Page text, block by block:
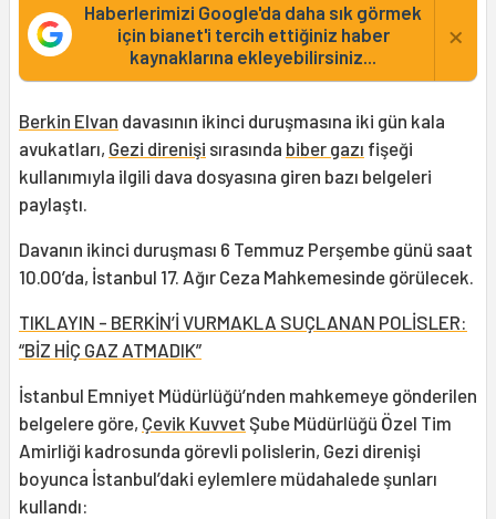
Haberlerimizi Google'da daha sık görmek
için bianet'i tercih ettiğiniz haber
kaynaklarına ekleyebilirsiniz...
×
Berkin Elvan davasının ikinci duruşmasına iki gün kala
avukatları, Gezi direnişi sırasında biber gazı fişeği
kullanımıyla ilgili dava dosyasına giren bazı belgeleri
paylaştı.
Davanın ikinci duruşması 6 Temmuz Perşembe günü saat
10.00’da, İstanbul 17. Ağır Ceza Mahkemesinde görülecek.
TIKLAYIN - BERKİN’İ VURMAKLA SUÇLANAN POLİSLER:
“BİZ HİÇ GAZ ATMADIK”
İstanbul Emniyet Müdürlüğü’nden mahkemeye gönderilen
belgelere göre, Çevik Kuvvet Şube Müdürlüğü Özel Tim
Amirliği kadrosunda görevli polislerin, Gezi direnişi
boyunca İstanbul’daki eylemlere müdahalede şunları
kullandı: